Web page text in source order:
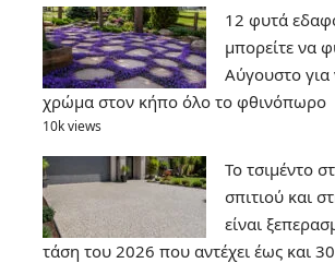
12 φυτά
μπορείτε να
Αύγουστο για
χρώμα στον κήπο όλο το φθινόπωρο
10k views
Το τσιμέντο
σπιτιού και
είναι
τάση του 2026 που αντέχει έως και